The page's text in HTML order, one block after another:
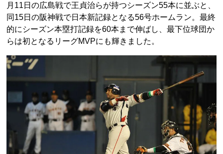
月11日の広島戦で王貞治らが持つシーズン55本に並ぶと、
同15日の阪神戦で日本新記録となる56号ホームラン。最終
的にシーズン本塁打記録を60本まで伸ばし、最下位球団か
らは初となるリーグMVPにも輝きました。